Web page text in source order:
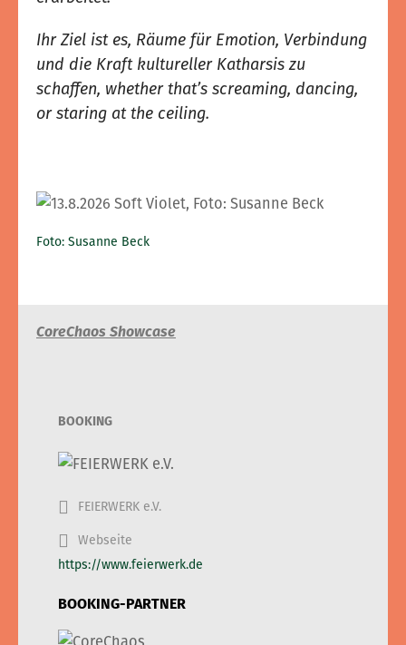
Ihr Ziel ist es, Räume für Emotion, Verbindung
und die Kraft kultureller Katharsis zu
schaffen, whether that’s screaming, dancing,
or staring at the ceiling.
Foto: Susanne Beck
CoreChaos Showcase
BOOKING
FEIERWERK e.V.
Webseite
https://www.feierwerk.de
BOOKING-PARTNER